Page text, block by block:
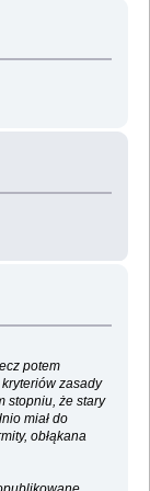
potem
zasady
stopniu, że stary
miał do
obłąkana